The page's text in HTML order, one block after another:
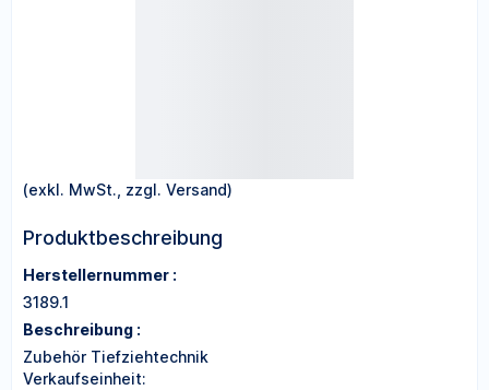
(exkl. MwSt., zzgl. Versand)
Produktbeschreibung
Herstellernummer :
3189.1
Beschreibung :
Zubehör Tiefziehtechnik
Verkaufseinheit: